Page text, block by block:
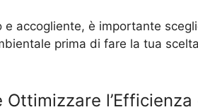
accogliente, è importante
prima di fare la tua